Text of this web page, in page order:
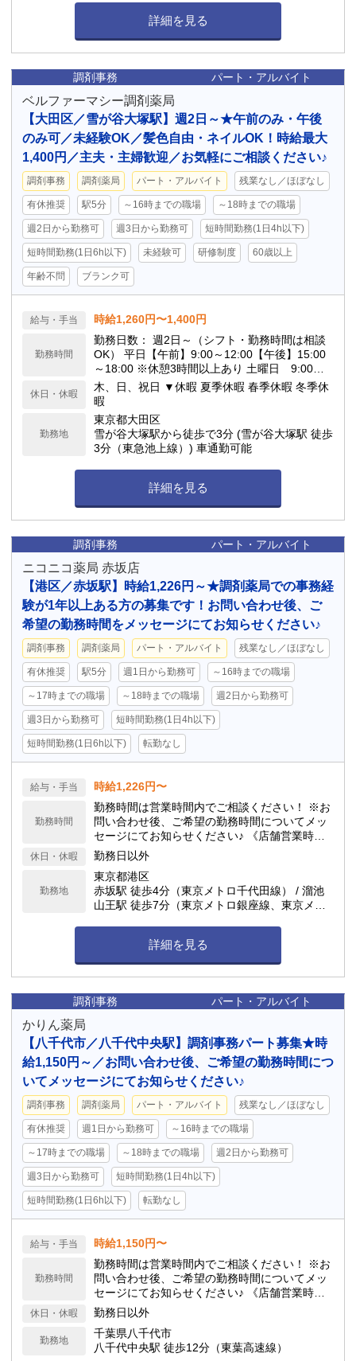
詳細を見る
調剤事務 パート・アルバイト
ベルファーマシー調剤薬局
【大田区／雪が谷大塚駅】週2日～★午前のみ・午後
のみ可／未経験OK／髪色自由・ネイルOK！時給最大
1,400円／主夫・主婦歓迎／お気軽にご相談ください♪
調剤事務 調剤薬局 パート・アルバイト 残業なし／ほぼなし
有休推奨 駅5分 ～16時までの職場 ～18時までの職場
週2日から勤務可 週3日から勤務可 短時間勤務(1日4h以下)
短時間勤務(1日6h以下) 未経験可 研修制度 60歳以上
年齢不問 ブランク可
給与・手当 時給1,260円〜1,400円
勤務時間
勤務日数： 週2日～（シフト・勤務時間は相談
OK） 平日【午前】9:00～12:00【午後】15:00
～18:00 ※休憩3時間以上あり 土曜日 9:00～1
3:00 「午前のみ」「午後のみ」の短時間勤務も
選べます。お気軽にご相談ください！
休日・休暇
木、日、祝日 ▼休暇 夏季休暇 春季休暇 冬季休
暇
勤務地
東京都大田区
雪が谷大塚駅から徒歩で3分 (雪が谷大塚駅 徒歩
3分（東急池上線）) 車通勤可能
詳細を見る
調剤事務 パート・アルバイト
ニコニコ薬局 赤坂店
【港区／赤坂駅】時給1,226円～★調剤薬局での事務経
験が1年以上ある方の募集です！お問い合わせ後、ご
希望の勤務時間をメッセージにてお知らせください♪
調剤事務 調剤薬局 パート・アルバイト 残業なし／ほぼなし
有休推奨 駅5分 週1日から勤務可 ～16時までの職場
～17時までの職場 ～18時までの職場 週2日から勤務可
週3日から勤務可 短時間勤務(1日4h以下)
短時間勤務(1日6h以下) 転勤なし
給与・手当 時給1,226円〜
勤務時間
勤務時間は営業時間内でご相談ください！ ※お
問い合わせ後、ご希望の勤務時間についてメッ
セージにてお知らせください♪ 《店舗営業時
間》 月火水木金 9:30～19:00 土 9:30～14:0
0
休日・休暇 勤務日以外
勤務地
東京都港区
赤坂駅 徒歩4分（東京メトロ千代田線） / 溜池
山王駅 徒歩7分（東京メトロ銀座線、東京メト
詳細を見る
調剤事務 パート・アルバイト
かりん薬局
【八千代市／八千代中央駅】調剤事務パート募集★時
給1,150円～／お問い合わせ後、ご希望の勤務時間につ
いてメッセージにてお知らせください♪
調剤事務 調剤薬局 パート・アルバイト 残業なし／ほぼなし
有休推奨 週1日から勤務可 ～16時までの職場
～17時までの職場 ～18時までの職場 週2日から勤務可
週3日から勤務可 短時間勤務(1日4h以下)
短時間勤務(1日6h以下) 転勤なし
給与・手当 時給1,150円〜
勤務時間
勤務時間は営業時間内でご相談ください！ ※お
問い合わせ後、ご希望の勤務時間についてメッ
セージにてお知らせください♪ 《店舗営業時
間》 月火水金: 08:30 - 12:30, 14:30 - 18:30 土:
08:30 - 12:30
休日・休暇 勤務日以外
勤務地
千葉県八千代市
八千代中央駅 徒歩12分（東葉高速線）